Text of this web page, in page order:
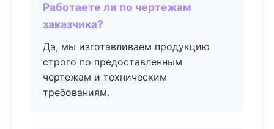
Работаете ли по чертежам
заказчика?
Да, мы изготавливаем продукцию
строго по предоставленным
чертежам и техническим
требованиям.